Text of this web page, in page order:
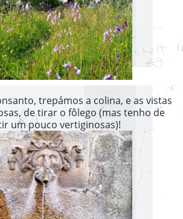
trepámos a colina, e as vistas
de tirar o fôlego (mas tenho de
um pouco vertiginosas)!